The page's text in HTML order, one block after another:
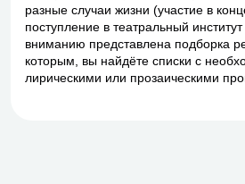
разные случаи жизни (участие в
поступление в театральный
вниманию представлена подборка
которым, вы найдёте списки с
лирическими или прозаическими